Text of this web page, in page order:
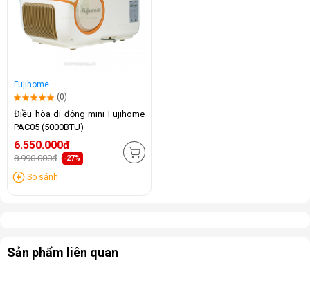
Fujihome
(0)
Điều hòa di động mini Fujihome
PAC05 (5000BTU)
6.550.000đ
8.990.000đ -27%
So sánh
Sản phẩm liên quan